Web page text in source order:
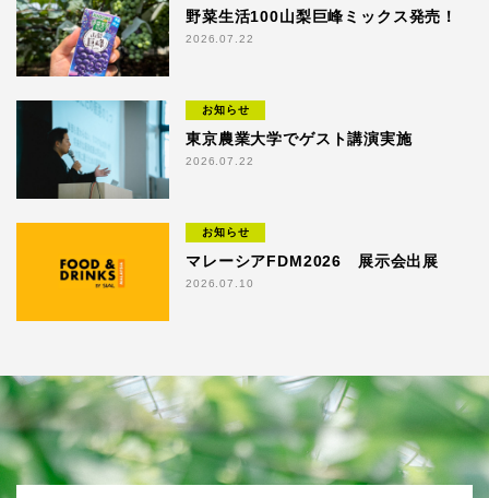
野菜生活100山梨巨峰ミックス発売！
2026.07.22
お知らせ
東京農業大学でゲスト講演実施
2026.07.22
お知らせ
マレーシアFDM2026 展示会出展
2026.07.10